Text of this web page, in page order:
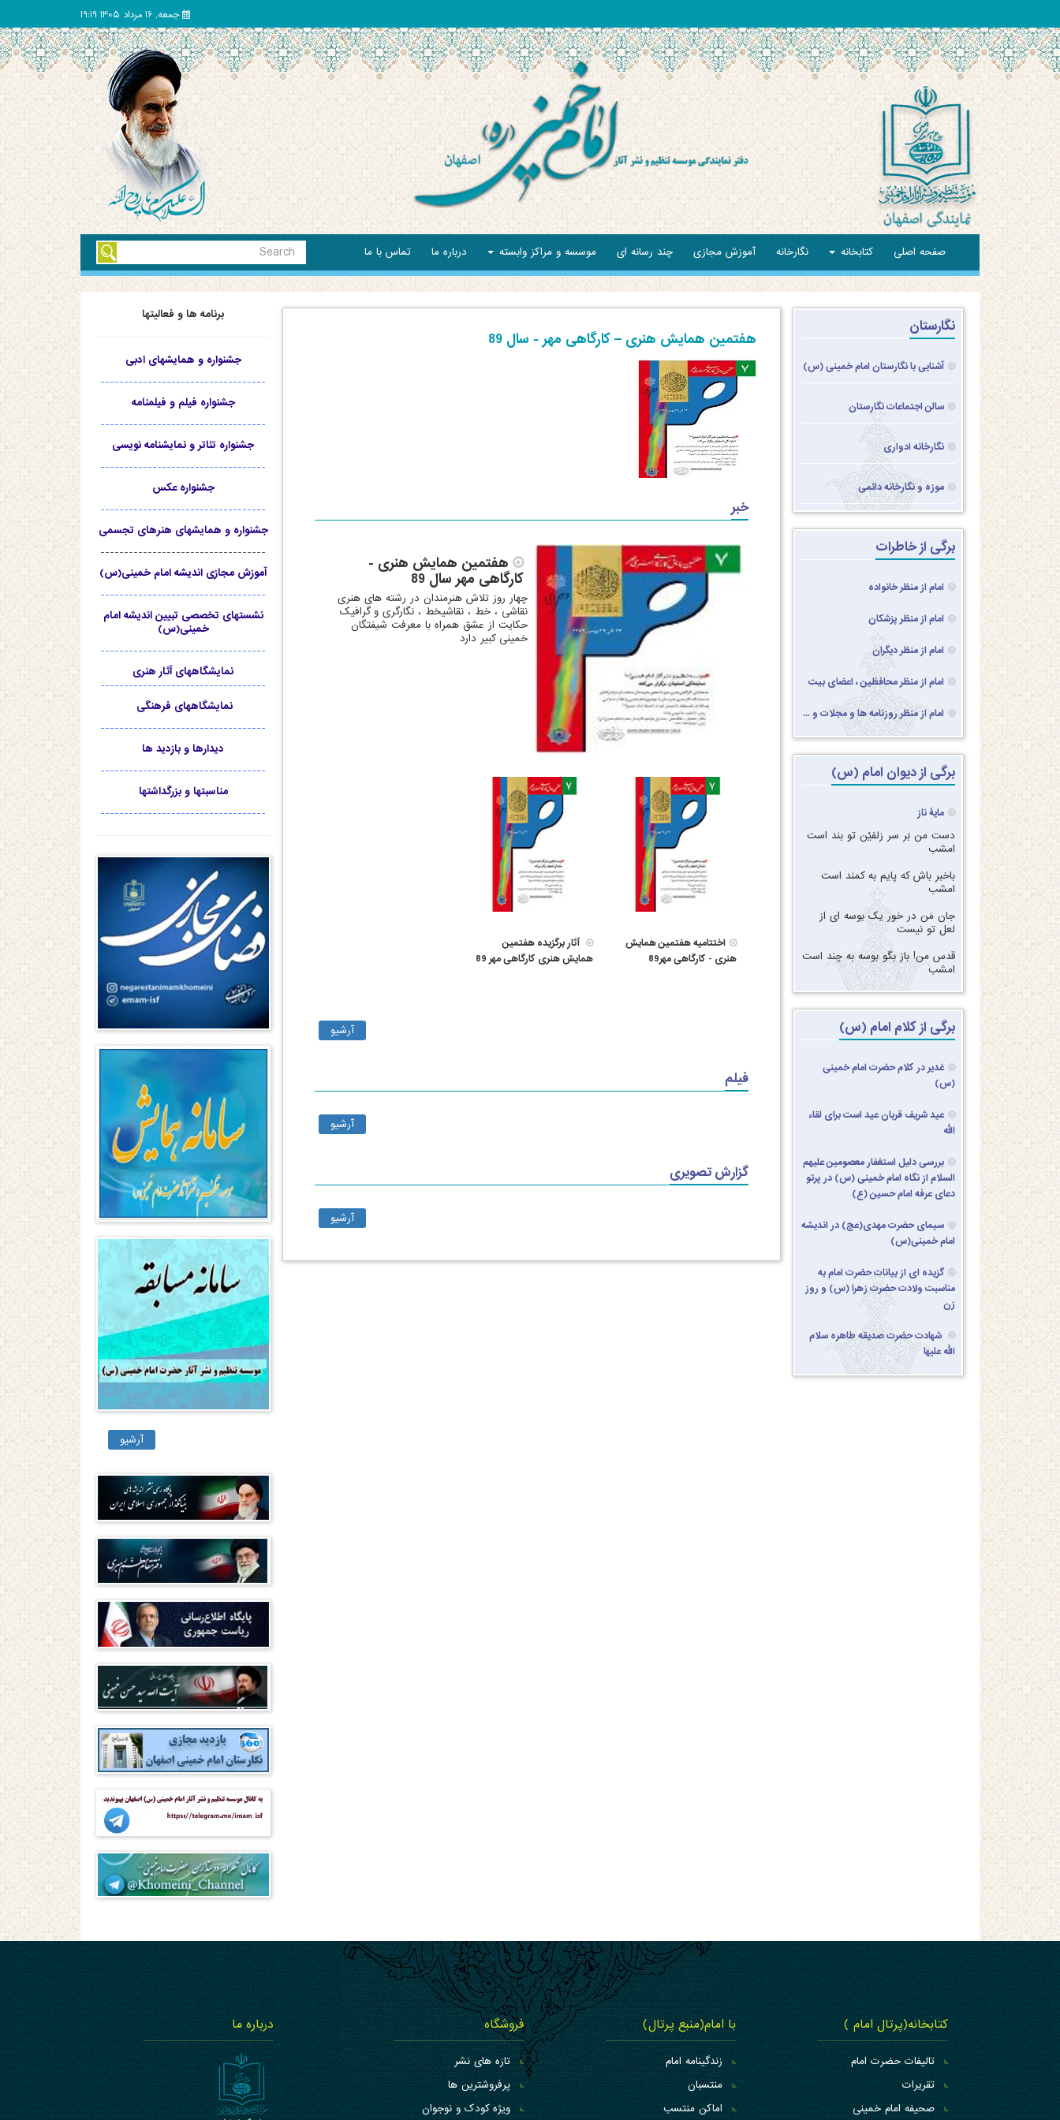
جمعه, 16 مرداد 1405 19:19
صفحه اصلی کتابخانه نگارخانه آموزش مجازی چند رسانه ای موسسه و مراکز وابسته درباره ما تماس با ما
نگارستان
آشنایی با نگارستان امام خمینی (س)
سالن اجتماعات نگارستان
نگارخانه ادواری
موزه و نگارخانه دائمی
برگی از خاطرات
امام از منظر خانواده
امام از منظر پزشکان
امام از منظر دیگران
امام از منظر محافظین ، اعضای بیت
امام از منظر روزنامه ها و مجلات و ...
برگی از دیوان امام (س)
مایۀ ناز
دست من بَر سر زلفیْن تو بند است
امشب‏
‏‏باخبر باش که پایم به کمند است
امشب‏
‏‏جان مَن در خور یک بوسه ای از
لعل تو نیست‏
‏‏قدس من! باز بگو بوسه به چند است
امشب
برگی از کلام امام (س)
غدیر در کلام حضرت امام خمینی
(س)
عید شریف قربان عید است برای لقاء
الله
بررسی دلیل استغفار معصومین علیهم
السلام از نگاه امام خمینی (س) در پرتو
دعای عرفه امام حسین (ع)
سیمای حضرت مهدی(عج) در اندیشه
امام خمینی(س)
گزیده ای از بیانات حضرت امام به
مناسبت ولادت حضرت زهرا (س) و روز
زن
شهادت حضرت صدیقه طاهره سلام
الله علیها
هفتمین همایش هنری – کارگاهی مهر - سال 89
خبر
آرشیو
هفتمین همایش هنری -
کارگاهی مهر سال 89
چهار روز تلاش هنرمندان در رشته های هنری
نقاشی ، خط ، نقاشیخط ، نگارگری و گرافیک
حکایت از عشق همراه با معرفت شیفتگان
خمینی کبیر دارد
اختتامیه هفتمین همایش
هنری - کارگاهی مهر89
آثار برگزیده هفتمین
همایش هنری کارگاهی مهر 89
فیلم
آرشیو
گزارش تصویری
آرشیو
برنامه ها و فعالیتها
جشنواره و همایشهای ادبی
-----------------------------------
جشنواره فیلم و فیلمنامه
-----------------------------------
جشنواره تئاتر و نمایشنامه نویسی
-----------------------------------
جشنواره عکس
-----------------------------------
جشنواره و همایشهای هنرهای تجسمی
-----------------------------------
آموزش مجازی اندیشه امام خمینی(س)
-----------------------------------
نشستهای تخصصی تبیین اندیشه امام
خمینی(س)
-----------------------------------
نمایشگاههای آثار هنری
-----------------------------------
نمایشگاههای فرهنگی
-----------------------------------
دیدارها و بازدید ها
-----------------------------------
مناسبتها و بزرگداشتها
-----------------------------------
آرشیو
کتابخانه(پرتال امام )
تالیفات حضرت امام
تقریرات
صحیفه امام خمینی
با امام(منبع پرتال)
زندگینامه امام
منتسبان
اماکن منتسب
فروشگاه
تازه های نشر
پرفروشترین ها
ویژه کودک و نوجوان
درباره ما